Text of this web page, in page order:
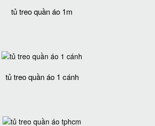
tủ treo quần áo 1m
tủ treo quần áo 1 cánh